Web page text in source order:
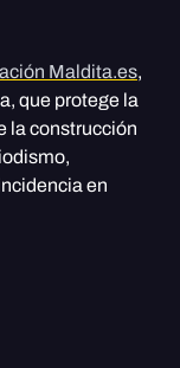
Maldita.es,
que protege la
la construcción
en